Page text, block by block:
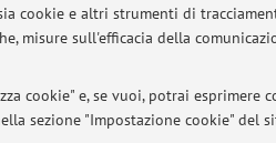
cookie e altri strumenti di
misure sull'efficacia della
cookie" e, se vuoi, potrai esprimere
sezione "Impostazione cookie" del